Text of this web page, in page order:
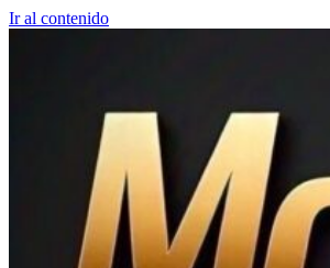
Ir al contenido